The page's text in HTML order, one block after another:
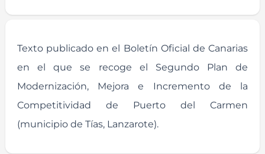
Texto publicado en el Boletín Oficial de Canarias
en el que se recoge el Segundo Plan de
Modernización, Mejora e Incremento de la
Competitividad de Puerto del Carmen
(municipio de Tías, Lanzarote).